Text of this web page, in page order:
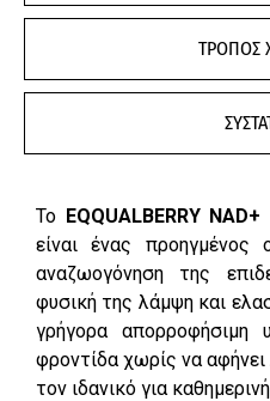
ΤΡΟΠΟΣ
Το EQQUALBERRY
είναι ένας
αναζωογόνηση της
φυσική της λάμψη και
γρήγορα απορροφήσιμη
φροντίδα χωρίς να
τον ιδανικό για